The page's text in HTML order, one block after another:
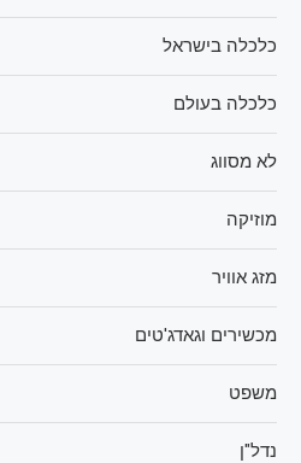
כלכלה בישראל
כלכלה בעולם
לא מסווג
מוזיקה
מזג אוויר
מכשירים וגאדג'טים
משפט
נדל"ן